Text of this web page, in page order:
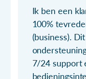
Ik ben een
100%
(business).
7/24 support